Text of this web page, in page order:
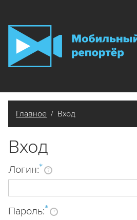
Главное / Вход
Вход
Логин:* ?
Пароль:* ?